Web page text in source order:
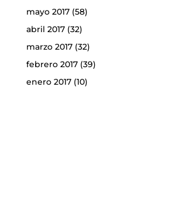
mayo 2017(58)
abril 2017(32)
marzo 2017(32)
febrero 2017(39)
enero 2017(10)